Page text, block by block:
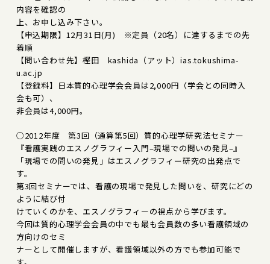
内容を確認の
上、お申し込み下さい。
【申込期限】12月31日(月) ※定員（20名）に達するまでの先
着順
【問い合わせ先】樫田 kashida（アット）ias.tokushima-
u.ac.jp
【登録料】日本質的心理学会会員は2,000円（学会との同時入
会も可）、
非会員は4,000円。
○2012年度 第3回（通算第5回）質的心理学研究法セミナー
『看護実践のエスノグラフィー入門–現場での問いの発見–』
「現場での問いの発見」はエスノグラフィー研究の出発点で
す。
第3回セミナーでは、看護の現場で発見した問いを、研究にどの
ように結び付
けていくのかを、エスノグラフィーの視点から学びます。
今回は質的心理学会会員の中でも最も会員数の多い看護領域の
方向けのセミ
ナーとして開催しますが、看護領域以外の方でも参加可能で
す。